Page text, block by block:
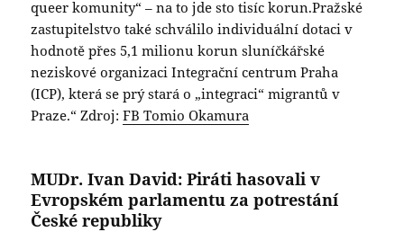
queer komunity“ – na to jde sto tisíc korun.Pražské
zastupitelstvo také schválilo individuální dotaci v
hodnotě přes 5,1 milionu korun sluníčkářské
neziskové organizaci Integrační centrum Praha
(ICP), která se prý stará o „integraci“ migrantů v
Praze.“ Zdroj:FB Tomio Okamura
MUDr. Ivan David: Piráti hasovali v
Evropském parlamentu za potrestání
České republiky